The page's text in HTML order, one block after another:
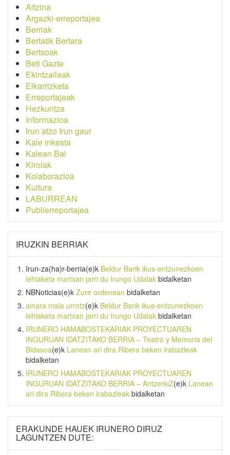
Aitzina
Argazki-erreportajea
Berriak
Bertatik Bertara
Bertsoak
Beti Gazte
Ekintzaileak
Elkarrizketa
Erreportajeak
Hezkuntza
Informazioa
Irun atzo Irun gaur
Kale inkesta
Kalean Bai
Kirolak
Kolaborazioa
Kultura
LABURREAN
Publierreportajea
IRUZKIN BERRIAK
Irun-za(ha)r-berria(e)k Beldur Barik ikus-entzunezkoen
lehiaketa martxan jarri du Irungo Udalak bidalketan
NBNoticias(e)k Zure ordenean bidalketan
ainara maia urrotz(e)k Beldur Barik ikus-entzunezkoen
lehiaketa martxan jarri du Irungo Udalak bidalketan
IRUNERO HAMABOSTEKARIAK PROYECTUAREN
INGURUAN IDATZITAKO BERRIA – Teatro y Memoria del
Bidasoa(e)k Lanean ari dira Ribera beken irabazleak
bidalketan
IRUNERO HAMABOSTEKARIAK PROYECTUAREN
INGURUAN IDATZITAKO BERRIA – AntzerkiZ(e)k Lanean
ari dira Ribera beken irabazleak bidalketan
ERAKUNDE HAUEK IRUNERO DIRUZ
LAGUNTZEN DUTE: